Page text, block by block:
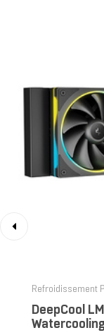
Refroidissement
DeepCool